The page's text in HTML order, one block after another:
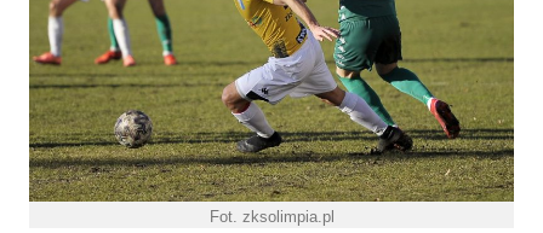
Fot. zksolimpia.pl